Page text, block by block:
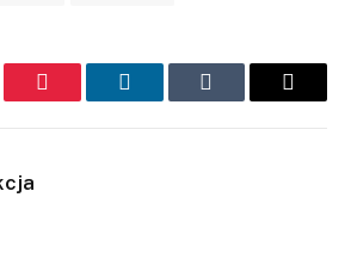
Pinterest LinkedInTumblr Email